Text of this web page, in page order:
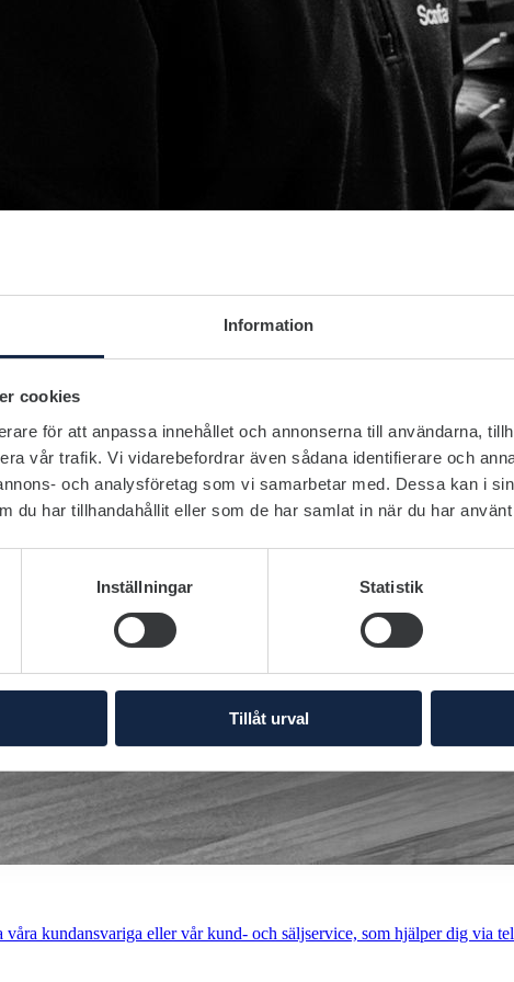
Information
cookies
för att anpassa innehållet och annonserna till användarna,
vår trafik. Vi vidarebefordrar även sådana identifierare och
och analysföretag som vi samarbetar med. Dessa kan i
du har tillhandahållit eller som de har samlat in när du har
Inställningar Statistik
Tillåt urval
kundansvariga eller vår kund- och säljservice, som hjälper dig via